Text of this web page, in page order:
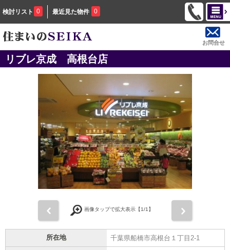
検討リスト 0 最近見た物件 0
お問合せ
リブレ京成 高根台店
画像タップで拡大表示【1/1】
所在地 千葉県船橋市高根台１丁目2-1